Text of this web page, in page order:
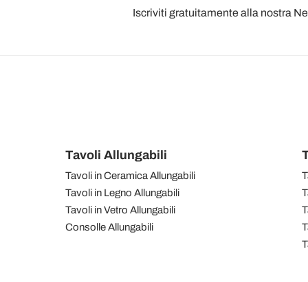
Iscriviti gratuitamente alla nostra
Tavoli Allungabili
Tavoli in Ceramica Allungabili
Tavoli in Legno Allungabili
Tavoli in Vetro Allungabili
Consolle Allungabili